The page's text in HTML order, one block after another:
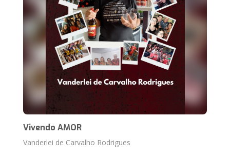
Vivendo AMOR
Vanderlei de Carvalho Rodrigues